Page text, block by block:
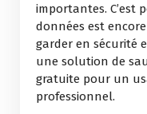
importantes. C’est
données est
garder en sécurité
une solution de
gratuite pour un
professionnel.